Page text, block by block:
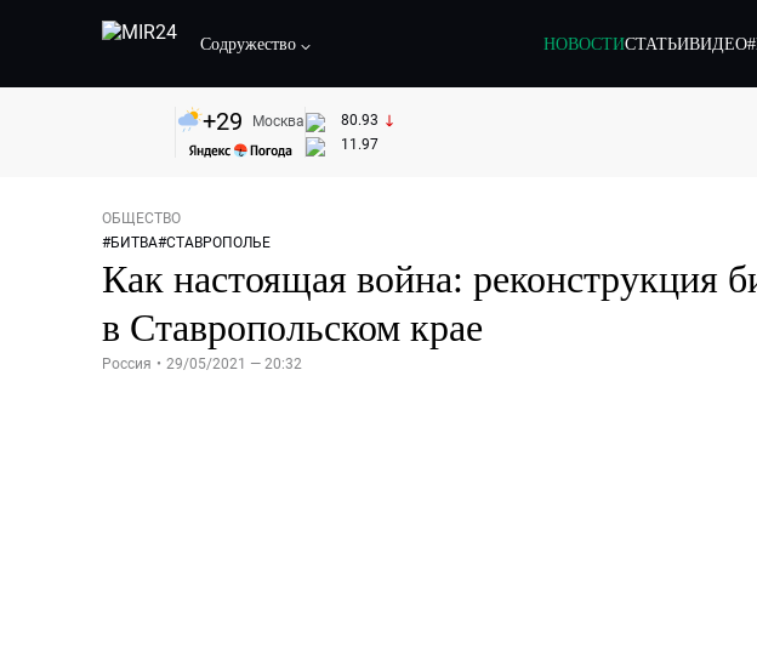
Содружество НОВОСТИСТАТЬИВИДЕО
+29 Москва
80.93
11.97
ОБЩЕСТВО
#БИТВА#СТАВРОПОЛЬЕ
Как настоящая война: реконструкция
в Ставропольском крае
Россия • 29/05/2021 — 20:32